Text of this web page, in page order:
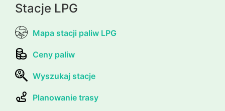
Stacje LPG
Mapa stacji paliw LPG
Ceny paliw
Wyszukaj stacje
Planowanie trasy